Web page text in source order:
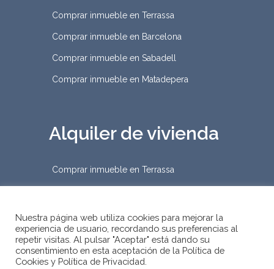
Comprar inmueble en Terrassa
Comprar inmueble en Barcelona
Comprar inmueble en Sabadell
Comprar inmueble en Matadepera
Alquiler de vivienda
Comprar inmueble en Terrassa
2019 © D&Habitat Gestión
Nuestra página web utiliza cookies para mejorar la
experiencia de usuario, recordando sus preferencias al
repetir visitas. Al pulsar "Aceptar" está dando su
consentimiento en esta aceptación de la Política de
Cookies y Política de Privacidad.